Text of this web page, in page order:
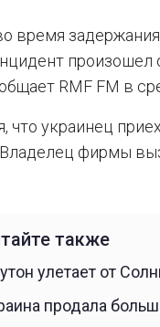
время
произошел
RMF FM в
что украинец
фирмы
также
улетает от
продала